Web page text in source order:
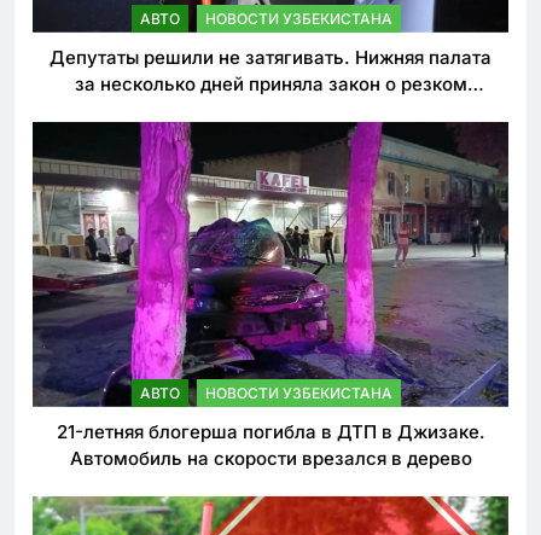
АВТО НОВОСТИ УЗБЕКИСТАНА
Депутаты решили не затягивать. Нижняя палата
за несколько дней приняла закон о резком
АВТО НОВОСТИ УЗБЕКИСТАНА
21-летняя блогерша погибла в ДТП в Джизаке.
Автомобиль на скорости врезался в дерево